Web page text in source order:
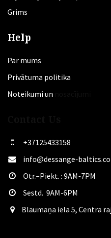
Grims
Help
Par mums
Privātuma politika
Noteikumi un
+37125433158
info@dessange-
Otr.–Piekt. : 9AM-7PM
Sestd. 9AM-6PM
​Blaumaņa iela 5, Centra